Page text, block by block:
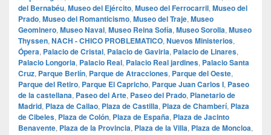
del Bernabéu, Museo del Ejército, Museo del Ferrocarril, Museo del
Prado, Museo del Romanticismo, Museo del Traje, Museo
Geominero, Museo Naval, Museo Reina Sofía, Museo Sorolla, Museo
Thyssen, NACH - CHICO PROBLEMATICO, Nuevos Ministerios,
Ópera, Palacio de Cristal, Palacio de Gaviria, Palacio de Linares,
Palacio Longoria, Palacio Real, Palacio Real jardines, Palacio Santa
Cruz, Parque Berlín, Parque de Atracciones, Parque del Oeste,
Parque del Retiro, Parque El Capricho, Parque Juan Carlos I, Paseo
de la castellana, Paseo del Arte, Paseo del Prado, Planetario de
Madrid, Plaza de Callao, Plaza de Castilla, Plaza de Chamberí, Plaza
de Cibeles, Plaza de Colón, Plaza de España, Plaza de Jacinto
Benavente, Plaza de la Provincia, Plaza de la Villa, Plaza de Moncloa,